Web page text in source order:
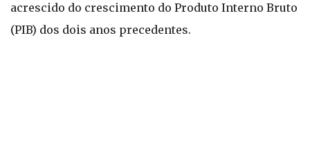
acrescido do crescimento do Produto Interno Bruto
(PIB) dos dois anos precedentes.